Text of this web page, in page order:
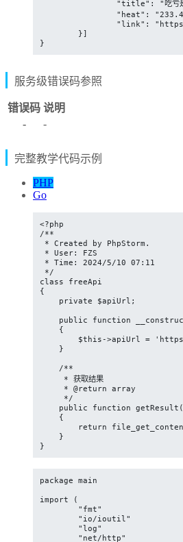
}
服务级错误码参照
错误码 说明
-
-
完整教学代码示例
PHP
Go
<?php
/**
* Created by PhpStorm.
* User: FZS
* Time: 2024/5/10 07:11
*/
class freeApi
{
    private $apiUrl;
public function
    {
$this->apiUrl =
    }
    /**
     * 获取结果
     * @return array
     */
public function
    {
return
    }
}
package main
import (